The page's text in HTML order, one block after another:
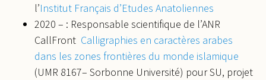
l’Institut Français d’Etudes Anatoliennes
2020 – : Responsable scientifique de l’ANR
CallFront Calligraphies en caractères arabes
dans les zones frontières du monde islamique
(UMR 8167– Sorbonne Université) pour SU, projet